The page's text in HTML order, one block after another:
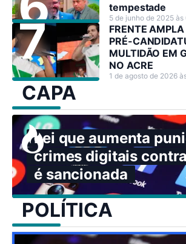
tempestade
5 de junho de 2025
FRENTE
PRÉ-
MULTIDÃO EM
NO ACRE
1 de agosto de 2026
CAPA
Lei que aumenta
crimes digitais
é sancionada
POLÍTICA